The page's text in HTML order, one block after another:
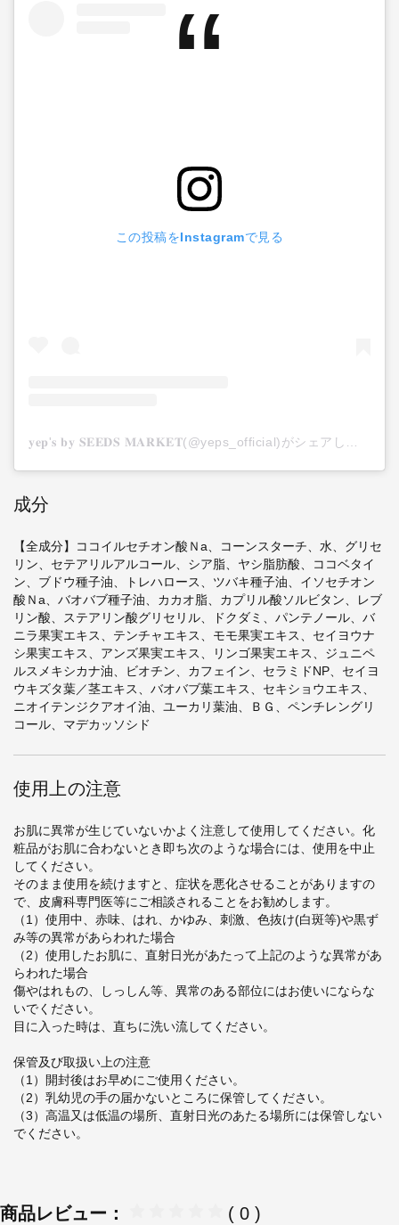
この投稿をInstagramで見る
𝐲𝐞𝐩'𝐬 𝐛𝐲 𝐒𝐄𝐄𝐃𝐒 𝐌𝐀𝐑𝐊𝐄𝐓(@yeps_official)がシェアした投稿
成分
【全成分】ココイルセチオン酸Ｎa、コーンスターチ、水、グリセ
リン、セテアリルアルコール、シア脂、ヤシ脂肪酸、ココベタイ
ン、ブドウ種子油、トレハロース、ツバキ種子油、イソセチオン
酸Ｎa、バオバブ種子油、カカオ脂、カプリル酸ソルビタン、レブ
リン酸、ステアリン酸グリセリル、ドクダミ、パンテノール、バ
ニラ果実エキス、テンチャエキス、モモ果実エキス、セイヨウナ
シ果実エキス、アンズ果実エキス、リンゴ果実エキス、ジュニペ
ルスメキシカナ油、ビオチン、カフェイン、セラミドNP、セイヨ
ウキズタ葉／茎エキス、バオバブ葉エキス、セキショウエキス、
ニオイテンジクアオイ油、ユーカリ葉油、ＢＧ、ペンチレングリ
コール、マデカッソシド
使用上の注意
お肌に異常が生じていないかよく注意して使用してください。化
粧品がお肌に合わないとき即ち次のような場合には、使用を中止
してください。
そのまま使用を続けますと、症状を悪化させることがありますの
で、皮膚科専門医等にご相談されることをお勧めします。
（1）使用中、赤味、はれ、かゆみ、刺激、色抜け(白斑等)や黒ず
み等の異常があらわれた場合
（2）使用したお肌に、直射日光があたって上記のような異常があ
らわれた場合
傷やはれもの、しっしん等、異常のある部位にはお使いにならな
いでください。
目に入った時は、直ちに洗い流してください。
保管及び取扱い上の注意
（1）開封後はお早めにご使用ください。
（2）乳幼児の手の届かないところに保管してください。
（3）高温又は低温の場所、直射日光のあたる場所には保管しない
でください。
商品レビュー： ( 0 )